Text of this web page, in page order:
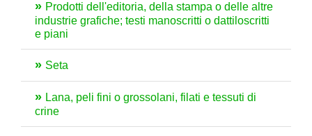
Prodotti dell'editoria, della stampa o delle altre
industrie grafiche; testi manoscritti o dattiloscritti
e piani
Seta
Lana, peli fini o grossolani, filati e tessuti di
crine